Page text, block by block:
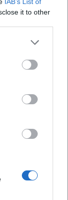
it to other